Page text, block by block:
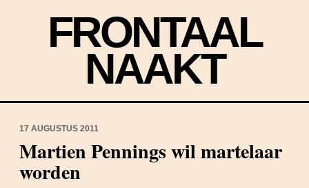
FRONTAAL
NAAKT
17 AUGUSTUS 2011
Martien Pennings wil martelaar
worden